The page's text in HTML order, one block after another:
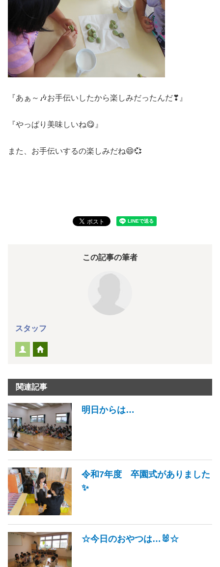
『あぁ～🎶お手伝いしたから楽しみだったんだ❣』
『やっぱり美味しいね😋』
また、お手伝いするの楽しみだね😄💞
この記事の筆者
スタッフ
関連記事
明日からは…
令和7年度 卒園式がありました
✨
☆今日のおやつは…🐰☆